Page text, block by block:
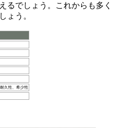
るでしょう。これからも多く
ょう。
久性、希少性